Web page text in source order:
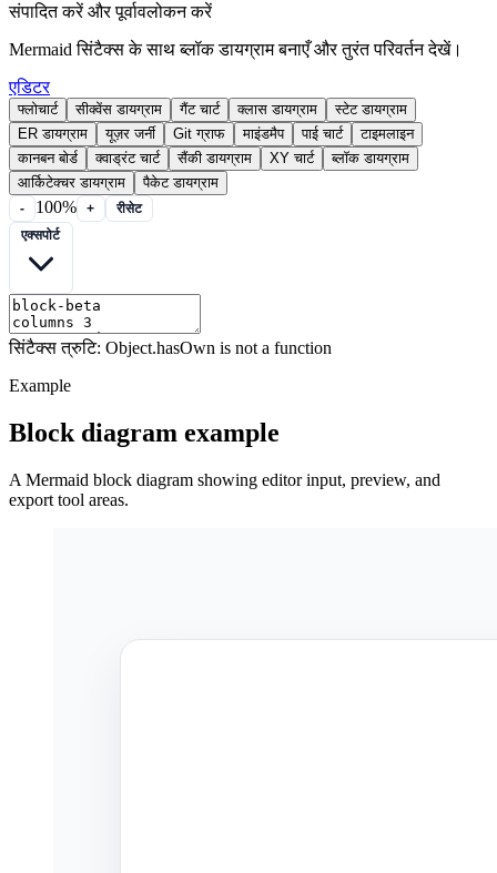
संपादित करें और पूर्वावलोकन करें
Mermaid सिंटैक्स के साथ ब्लॉक डायग्राम बनाएँ और तुरंत परिवर्तन देखें।
एडिटर
फ्लोचार्ट सीक्वेंस डायग्राम गैंट चार्ट क्लास डायग्राम
स्टेट डायग्राम
ER डायग्राम
यूज़र जर्नी Git ग्राफ माइंडमैप पाई चार्ट
टाइमलाइन
कानबन बोर्ड
क्वाड्रंट चार्ट सैंकी डायग्राम XY चार्ट
ब्लॉक डायग्राम
आर्किटेक्चर डायग्राम
पैकेट डायग्राम
- 100% +
रीसेट
एक्सपोर्ट
सिंटैक्स त्रुटि: Object.hasOwn is not a function
Example
Block diagram example
A Mermaid block diagram showing editor input, preview, and
export tool areas.